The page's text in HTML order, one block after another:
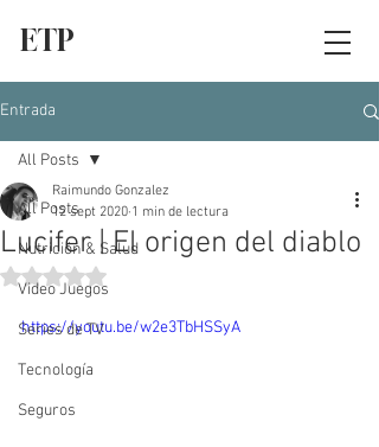
ETP
Entrada
All Posts
Nutrición & Salud
Video Juegos
Series de TV
Tecnología
Seguros
All Posts
Lucifer | El origen del diablo
Raimundo Gonzalez
12 sept 2020 1 min de lectura
Obtuvo NaN de 5 estrellas.
https://youtu.be/w2e3TbHSSyA